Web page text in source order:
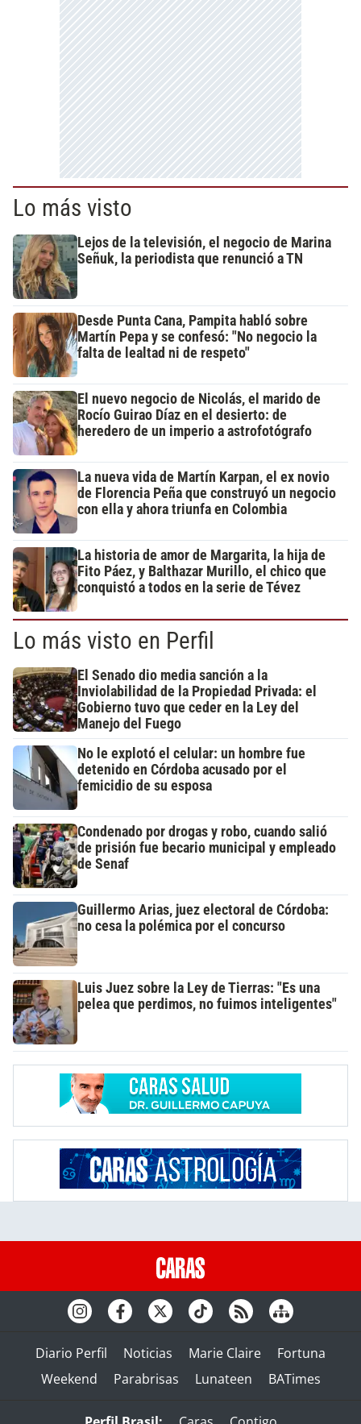
Lo más visto
Lejos de la televisión, el negocio de Marina
Señuk, la periodista que renunció a TN
Desde Punta Cana, Pampita habló sobre
Martín Pepa y se confesó: "No negocio la
falta de lealtad ni de respeto"
El nuevo negocio de Nicolás, el marido de
Rocío Guirao Díaz en el desierto: de
heredero de un imperio a astrofotógrafo
La nueva vida de Martín Karpan, el ex novio
de Florencia Peña que construyó un negocio
con ella y ahora triunfa en Colombia
La historia de amor de Margarita, la hija de
Fito Páez, y Balthazar Murillo, el chico que
conquistó a todos en la serie de Tévez
Lo más visto en Perfil
El Senado dio media sanción a la
Inviolabilidad de la Propiedad Privada: el
Gobierno tuvo que ceder en la Ley del
Manejo del Fuego
No le explotó el celular: un hombre fue
detenido en Córdoba acusado por el
femicidio de su esposa
Condenado por drogas y robo, cuando salió
de prisión fue becario municipal y empleado
de Senaf
Guillermo Arias, juez electoral de Córdoba:
no cesa la polémica por el concurso
Luis Juez sobre la Ley de Tierras: "Es una
pelea que perdimos, no fuimos inteligentes"
Diario Perfil Noticias Marie Claire
Fortuna
Weekend
Parabrisas Lunateen BATimes